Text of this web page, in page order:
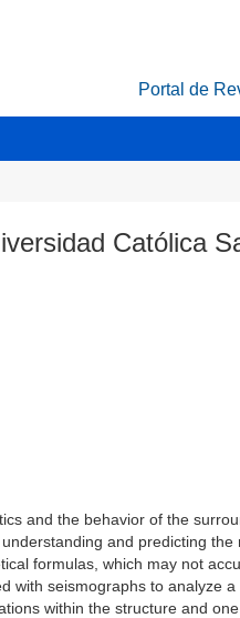
Portal de
Católica
and the behavior of the
and predicting the
formulas, which may not
with seismographs to analyze a
within the structure and one